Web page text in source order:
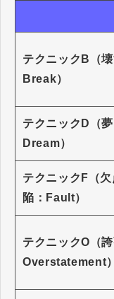
テクニックB（壊
Break）
テクニックD（夢
Dream）
テクニックF（欠
陥：Fault）
テクニックO（誇
Overstatement）